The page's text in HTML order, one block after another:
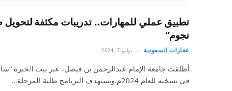
تطبيق عملي للمهارات.. تدريبات مكثفة لتحويل
نجوم“
عقارات السعودية يوليو 7, 2024
أطلقت جامعة الإمام عبدالرحمن بن فيصل، عبر بيت الخبرة
في نسخته للعام 2024م.ويستهدف البرنامج طلبة المرحلة…